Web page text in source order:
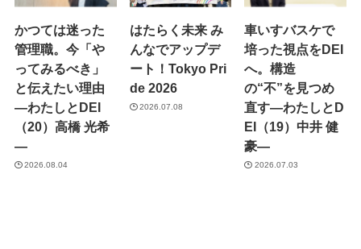
かつては迷った
管理職。今「や
ってみるべき」
と伝えたい理由
―わたしとDEI
（20）高橋 光希
―
2026.08.04
はたらく未来 み
んなでアップデ
ート！Tokyo Pri
de 2026
2026.07.08
車いすバスケで
培った視点をDEI
へ。構造
の“不”を見つめ
直す―わたしとD
EI（19）中井 健
豪―
2026.07.03